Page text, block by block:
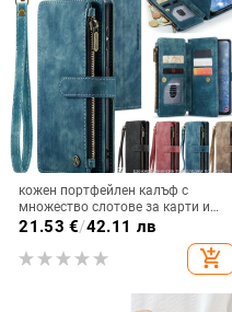
кожен портфейлен калъф с
множество слотове за карти и
цип за iPhone 11–17 Pro Max, XR,
21.53 €/42.11 лв
add_shopping_cart